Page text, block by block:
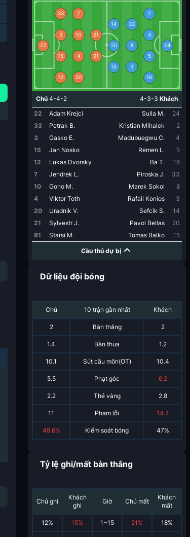
22
33
3
15
12
7
10
4
20
21
91
14
20
15
33
8
3
2
4
5
16
24
Chủ 4-4-2 4-3-3 Khách
22
Adam Krejci Sulla M.
24
33
Petrak B. Kristian Mihalek
2
3
Gasko E. Madubuegwu C.
4
15
Jan Nosko Remen L.
5
12
Lukas Dvorsky Ba T.
16
7
Jendrek L. Piroska J.
33
10
Gono M. Marek Sokol
8
4
Viktor Toth Rafail Konios
3
20
Uradnik V. Sefcik S.
14
21
Sylvestr J. Pavol Bellas
20
91
Starsi M. Tomas Balko 15
Cầu thủ dự bị
Dữ liệu đội bóng
Chủ 10 trận gần nhất Khách
2 Bàn thắng 2
1.4 Bàn thua 1.2
10.1 Sút cầu môn(OT) 10.4
5.5 Phạt góc 6.2
2.2 Thẻ vàng 2.8
11 Phạm lỗi 14.4
48.6% Kiểm soát bóng 47%
Tỷ lệ ghi/mất bàn thắng
Chủ ghi
Khách
ghi
Giờ Chủ mất
Khách
mất
12% 15% 1~15 21 % 18%